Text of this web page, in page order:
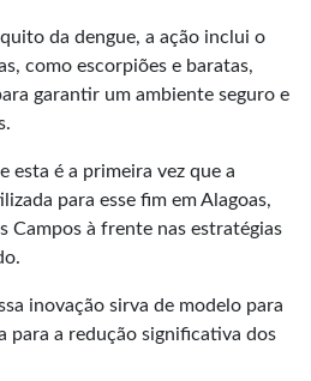
da dengue, a ação inclui o
como escorpiões e baratas,
garantir um ambiente seguro e
esta é a primeira vez que a
para esse fim em Alagoas,
Campos à frente nas estratégias
inovação sirva de modelo para
para a redução significativa dos